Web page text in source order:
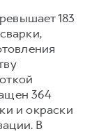
183
364
и окраски
В